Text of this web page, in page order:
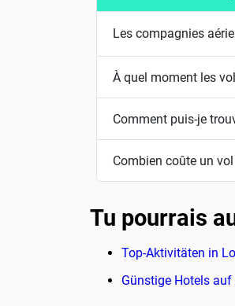
Les compagnies
À quel moment les
Comment puis-je
Combien coûte un
Tu pourrais
Top-Aktivitäten in
Günstige Hotels